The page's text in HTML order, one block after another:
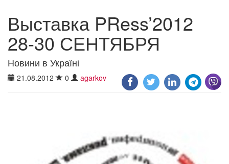
Выставка PRess’2012
28-30 СЕНТЯБРЯ
Новини в Україні
21.08.2012 0 agarkov